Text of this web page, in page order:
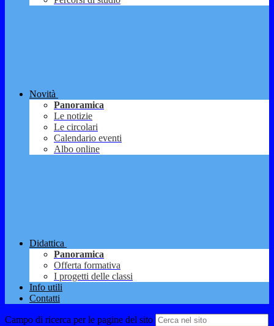
Novità
Panoramica
Le notizie
Le circolari
Calendario eventi
Albo online
Didattica
Panoramica
Offerta formativa
I progetti delle classi
Info utili
Contatti
Campo di ricerca per le pagine del sito